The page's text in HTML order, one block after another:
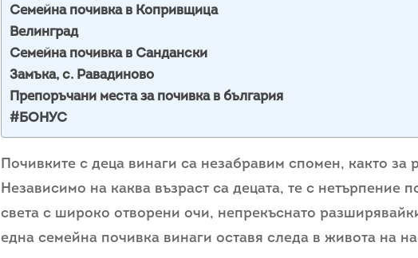
Семейна почивка в Копривщица
Велинград
Семейна почивка в Сандански
Замъка, с. Равадиново
Препоръчани места за почивка в българия
#БОНУС
Почивките с деца винаги са незабравим спомен, както за
Независимо на каква възраст са децата, те с нетърпение
света с широко отворени очи, непрекъснато
една семейна почивка винаги оставя следа в живота на